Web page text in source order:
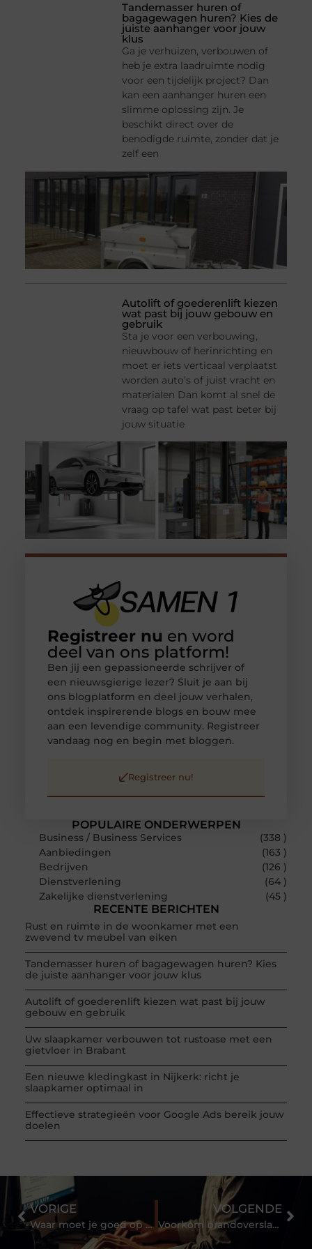
Tandemasser huren of
bagagewagen huren? Kies de
juiste aanhanger voor jouw
klus
Ga je verhuizen, verbouwen of
heb je extra laadruimte nodig
voor een tijdelijk project? Dan
kan een aanhanger huren een
slimme oplossing zijn. Je
beschikt direct over de
benodigde ruimte, zonder dat je
zelf een
Autolift of goederenlift kiezen
wat past bij jouw gebouw en
gebruik
Sta je voor een verbouwing,
nieuwbouw of herinrichting en
moet er iets verticaal verplaatst
worden auto’s of juist vracht en
materialen Dan komt al snel de
vraag op tafel wat past beter bij
jouw situatie
POPULAIRE ONDERWERPEN
Business / Business Services
(338 )
Aanbiedingen
(163 )
Bedrijven
(126 )
Dienstverlening
(64 )
Zakelijke dienstverlening
(45 )
RECENTE BERICHTEN
Rust en ruimte in de woonkamer met een
zwevend tv meubel van eiken
Tandemasser huren of bagagewagen huren? Kies
de juiste aanhanger voor jouw klus
Autolift of goederenlift kiezen wat past bij jouw
gebouw en gebruik
Uw slaapkamer verbouwen tot rustoase met een
gietvloer in Brabant
Een nieuwe kledingkast in Nijkerk: richt je
slaapkamer optimaal in
Effectieve strategieën voor Google Ads bereik jouw
doelen
Registreer nu en word
deel van ons platform!
Ben jij een gepassioneerde schrijver of
een nieuwsgierige lezer? Sluit je aan bij
ons blogplatform en deel jouw verhalen,
ontdek inspirerende blogs en bouw mee
aan een levendige community. Registreer
vandaag nog en begin met bloggen.
Registreer nu!
VORIGE
Waar moet je goed op letten als je pech hebt met je auto? En wat kost een autoverzekering per maand?
VOLGENDE
Voorkom brandoverslag bij een brand dankzij deze specialist